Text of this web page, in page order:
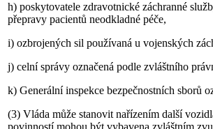
h) poskytovatele zdravotnické záchranné
přepravy pacientů neodkladné péče,
i) ozbrojených sil používaná u vojenských
j) celní správy označená podle zvláštního
k) Generální inspekce bezpečnostních sborů
(3) Vláda může stanovit nařízením další